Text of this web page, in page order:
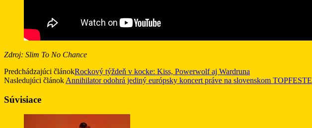
Zdroj: Slim To No Chance
Predchádzajúci článokRockový týždeň v kocke: Kiss, Powerwolf aj Wardruna
Nasledujúci článok Annihilator odohrá jediný európsky koncert práve na slovenskom TOPFESTE
Súvisiace